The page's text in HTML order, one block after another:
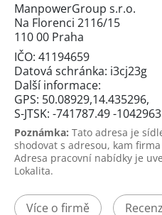
ManpowerGroup s.r.o.
Na Florenci 2116/15
110 00 Praha
IČO: 41194659
Datová schránka: i3cj23g
Další informace:
GPS: 50.08929,14.435296,
S-JTSK: -741787.49 -
Poznámka: Tato adresa je
shodovat s adresou, kam
Adresa pracovní nabídky je
Lokalita.
Více o firmě